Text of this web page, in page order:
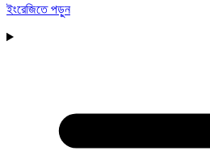
ইংরেজিতে পড়ুন